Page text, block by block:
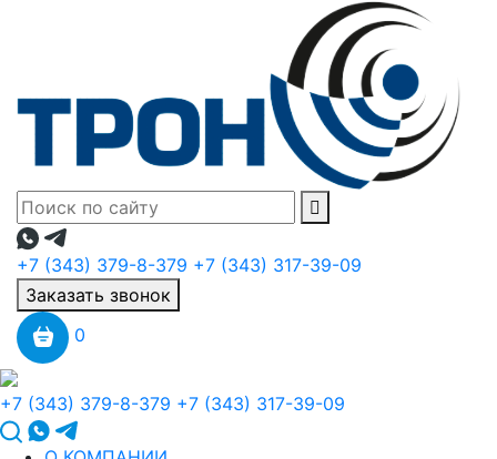
+7 (343) 379-8-379 +7 (343) 317-39-09
Заказать звонок
0
+7 (343) 379-8-379 +7 (343) 317-39-09